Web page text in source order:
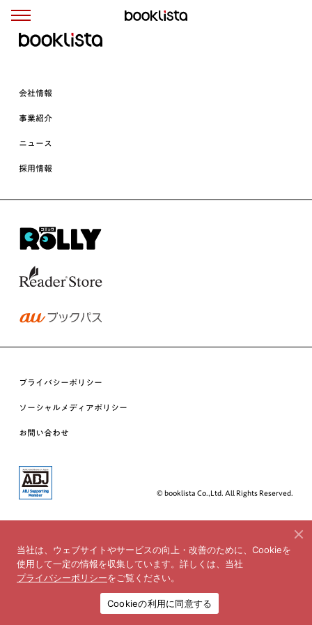
会社情報
事業紹介
ニュース
採用情報
プライバシーポリシー
ソーシャルメディアポリシー
お問い合わせ
© booklista Co.,Ltd. All Rights Reserved.
当社は、ウェブサイトやサービスの向上・改善のために、Cookieを
使用して一定の情報を収集しています。詳しくは、当社
プライバシーポリシーをご覧ください。
Cookieの利用に同意する